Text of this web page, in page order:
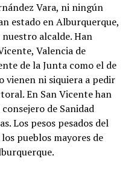
Vara, ni ningún
estado en Alburquerque,
alcalde. Han
Valencia de
de la Junta como el de
vienen ni siquiera a pedir
En San Vicente han
de Sanidad
Los pesos pesados del
pueblos mayores de